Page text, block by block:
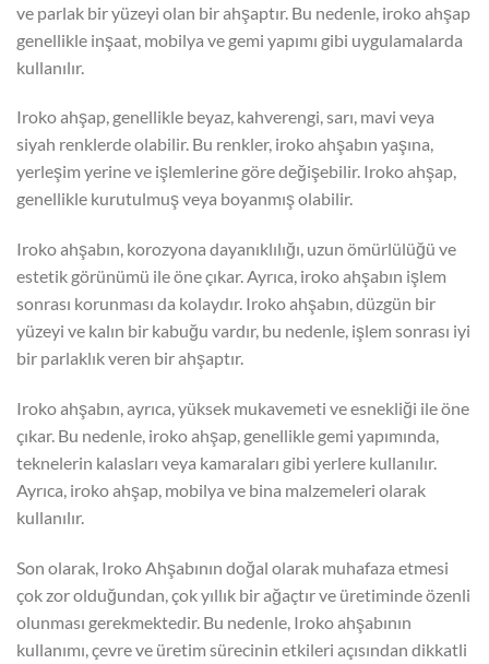
ve parlak bir yüzeyi olan bir ahşaptır. Bu nedenle, iroko ahşap
genellikle inşaat, mobilya ve gemi yapımı gibi uygulamalarda
kullanılır.
Iroko ahşap, genellikle beyaz, kahverengi, sarı, mavi veya
siyah renklerde olabilir. Bu renkler, iroko ahşabın yaşına,
yerleşim yerine ve işlemlerine göre değişebilir. Iroko ahşap,
genellikle kurutulmuş veya boyanmış olabilir.
Iroko ahşabın, korozyona dayanıklılığı, uzun ömürlülüğü ve
estetik görünümü ile öne çıkar. Ayrıca, iroko ahşabın işlem
sonrası korunması da kolaydır. Iroko ahşabın, düzgün bir
yüzeyi ve kalın bir kabuğu vardır, bu nedenle, işlem sonrası iyi
bir parlaklık veren bir ahşaptır.
Iroko ahşabın, ayrıca, yüksek mukavemeti ve esnekliği ile öne
çıkar. Bu nedenle, iroko ahşap, genellikle gemi yapımında,
teknelerin kalasları veya kamaraları gibi yerlere kullanılır.
Ayrıca, iroko ahşap, mobilya ve bina malzemeleri olarak
kullanılır.
Son olarak, Iroko Ahşabının doğal olarak muhafaza etmesi
çok zor olduğundan, çok yıllık bir ağaçtır ve üretiminde özenli
olunması gerekmektedir. Bu nedenle, Iroko ahşabının
kullanımı, çevre ve üretim sürecinin etkileri açısından dikkatli